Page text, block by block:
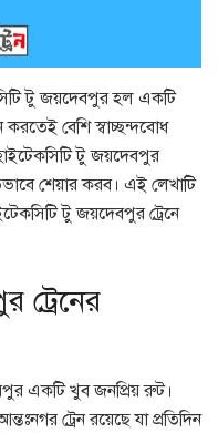
টু জয়দেবপুর হল একটি
করতেই বেশি স্বাচ্ছন্দবোধ
টু জয়দেবপুর
শেয়ার করব। এই লেখাটি
টু জয়দেবপুর ট্রেনে
ট্রেনের
একটি খুব জনপ্রিয় রুট।
ট্রেন রয়েছে যা প্রতিদিন